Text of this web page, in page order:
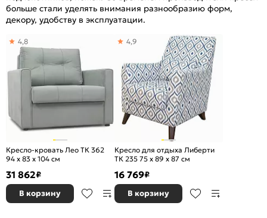
больше стали уделять внимания разнообразию форм,
декору, удобству в эксплуатации.
Кресло-кровать Лео ТК 362
94 x 83 x 104 см
4,8
31 862₽
В корзину
Кресло для отдыха Либерти
ТК 235 75 x 89 x 87 см
4,9
16 769₽
В корзину